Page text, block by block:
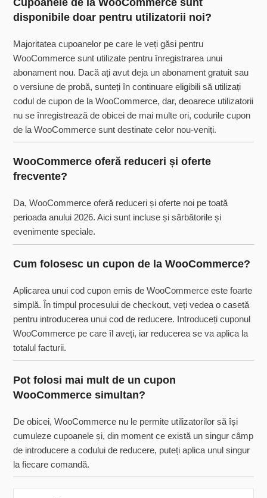
disponibile doar pentru utilizatorii noi?
Majoritatea cupoanelor pe care le veți găsi pentru
WooCommerce sunt utilizate pentru înregistrarea unui
abonament nou. Dacă ați avut deja un abonament gratuit sau
o versiune de probă, sunteți în continuare eligibili să utilizați
codul de cupon de la WooCommerce, dar, deoarece utilizatorii
nu se înregistrează de obicei de mai multe ori, codurile cupon
de la WooCommerce sunt destinate celor nou-veniți.
WooCommerce oferă reduceri și oferte
frecvente?
Da, WooCommerce oferă reduceri și oferte noi pe toată
perioada anului 2026. Aici sunt incluse și sărbătorile și
evenimente speciale.
Cum folosesc un cupon de la WooCommerce?
Aplicarea unui cod cupon emis de WooCommerce este foarte
simplă. În timpul procesului de checkout, veți vedea o casetă
pentru introducerea unui cod de reducere. Introduceți cuponul
WooCommerce pe care îl aveți, iar reducerea se va aplica la
totalul facturii.
Pot folosi mai mult de un cupon
WooCommerce simultan?
De obicei, WooCommerce nu le permite utilizatorilor să își
cumuleze cupoanele și, din moment ce există un singur câmp
de introducere a codului de reducere, puteți aplica unul singur
la fiecare comandă.